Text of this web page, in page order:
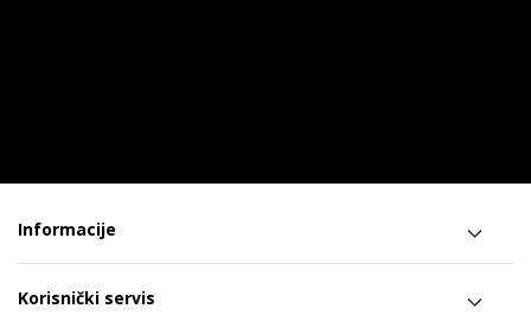
Informacije
Korisnički servis